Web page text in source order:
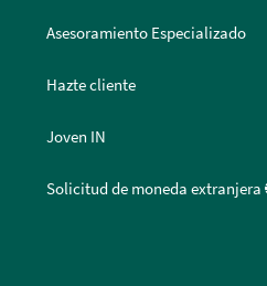
Asesoramiento Especializado
Hazte cliente
Joven IN
Solicitud de moneda extranjera